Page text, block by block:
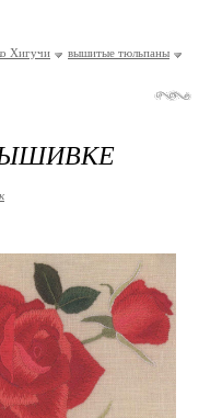
Хигучи вышитые тюльпаны